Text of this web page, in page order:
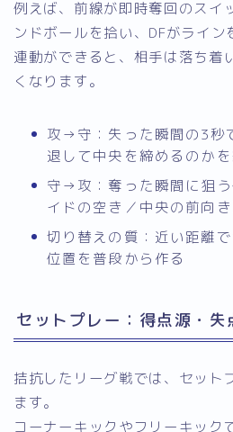
例えば、前線が即時奪回のスイ
ンドボールを拾い、DFがライ
連動ができると、相手は落ち着
くなります。
攻→守：失った瞬間の3秒
退して中央を締めるのか
守→攻：奪った瞬間に狙
イドの空き／中央の前向
切り替えの質：近い距離
位置を普段から作る
セットプレー：得点源・
拮抗したリーグ戦では、セット
ます。
コーナーキックやフリーキック